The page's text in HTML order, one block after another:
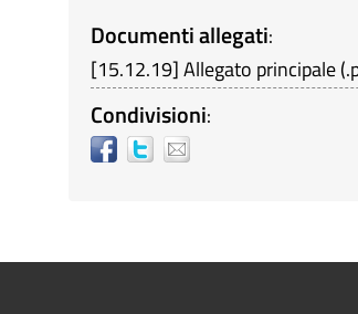
Documenti allegati:
[15.12.19]Allegato principale(
Condivisioni: